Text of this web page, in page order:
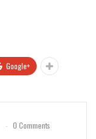
Google+
0 Comments